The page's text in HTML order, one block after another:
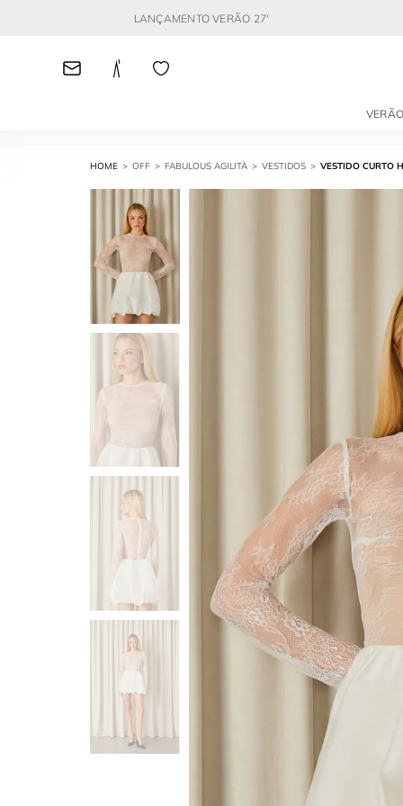
LANÇAMENTO VERÃO 27'
OFF FABULOUS AGILITÀ VESTIDOS VESTIDO CURTO